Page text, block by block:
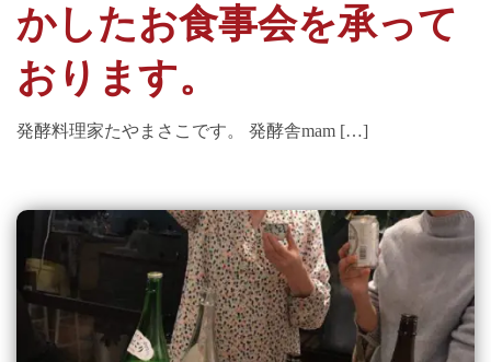
かしたお食事会を承って
おります。
発酵料理家たやまさこです。 発酵舎mam […]